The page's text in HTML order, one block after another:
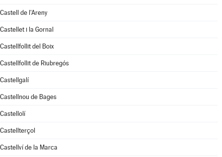
Castell de l'Areny
Castellet i la Gornal
Castellfollit del Boix
Castellfollit de Riubregós
Castellgalí
Castellnou de Bages
Castellolí
Castellterçol
Castellví de la Marca